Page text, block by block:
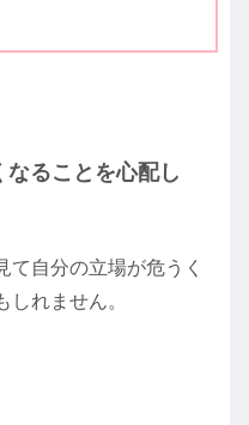
ることを心配し
て自分の立場が危うく
れません。